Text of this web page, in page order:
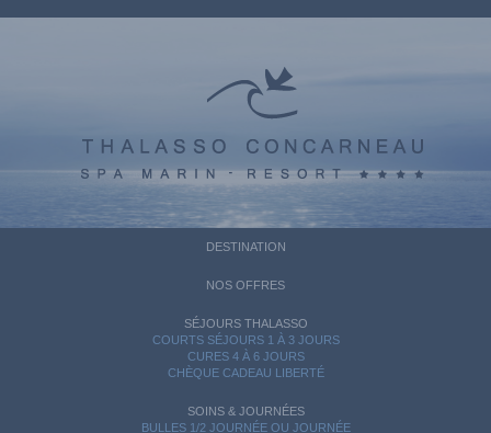
DESTINATION
NOS OFFRES
SÉJOURS THALASSO
COURTS SÉJOURS 1 À 3 JOURS
CURES 4 À 6 JOURS
CHÈQUE CADEAU LIBERTÉ
SOINS & JOURNÉES
BULLES 1/2 JOURNÉE OU JOURNÉE